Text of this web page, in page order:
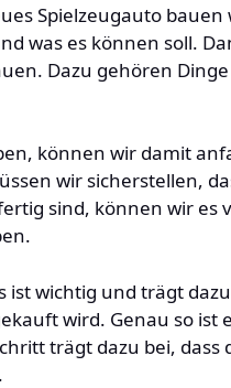
Spielzeugauto
was es können soll.
Dazu gehören
können wir damit
wir sicherstellen,
sind, können wir es
ist wichtig und trägt
wird. Genau so ist
trägt dazu bei,